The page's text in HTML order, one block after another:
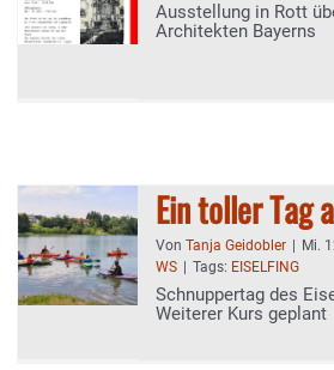
Ausstellung in Rott
Architekten Bayerns
Ein toller Tag
Von Tanja Geidobler Mi.
WS
Tags: EISELFING
Schnuppertag des
Weiterer Kurs geplant